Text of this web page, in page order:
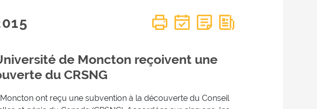
de Moncton reçoivent une
du CRSNG
ont reçu une subvention à la découverte du Conseil